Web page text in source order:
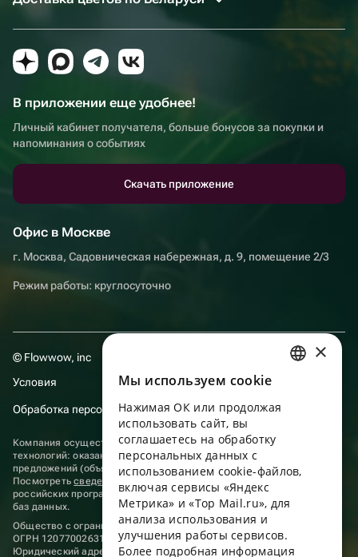
В приложении еще удобнее!
Личный кабинет получателя, больше бонусов за покупки и
напоминания о событиях
Скачать приложение
Офис в Москве
г. Москва, Садовническая набережная, д. 9, помещение 2/3
Режим работы: круглосуточно
© Flowwow, inc
Условия
Обработка персональных данных
Компания осуществляет деятельность в области информационных
технологий: оказание услуг в сети “Интернет” по размещению
предложений (объявлений) продавцов о реализации товаров.
Посмотретьсведения о программах
, включенных в реестр
российских программ для электронных вычислительных машин и
баз данных.
Общество с ограниченной ответственностью «ФЛАУВАУ»
ОГРН 1207700263198, ИНН 9702020445
Юридический адрес: г. Москва, вн.тер. г. Муниципальный округ
ENGLISH
UKRAINIAN
PORTUGUESE
×
Мы используем сookie
Нажимая ОК или продолжая
использовать сайт, вы
соглашаетесь на обработку
персональных данных с
использованием cookie-файлов,
включая сервисы «Яндекс
Метрика» и «Top Mail.ru», для
анализа использования и
улучшения работы сервисов.
Более подробная информация